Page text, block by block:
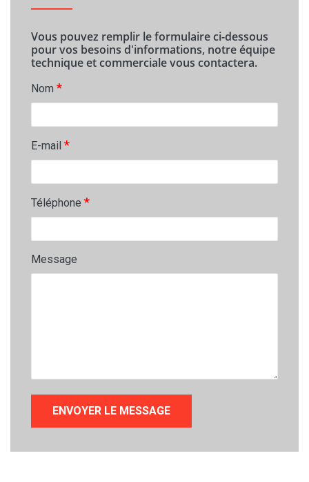
Vous pouvez remplir le formulaire ci-dessous
pour vos besoins d'informations, notre équipe
technique et commerciale vous contactera.
Nom *
E-mail *
Téléphone *
Message